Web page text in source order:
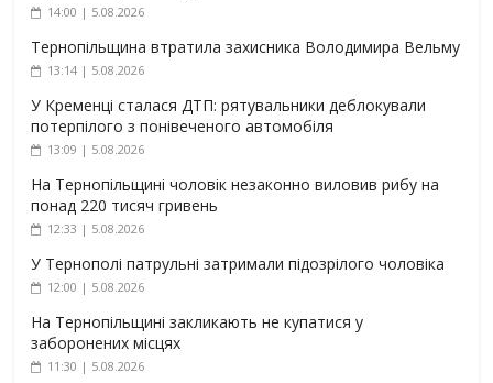
14:00 | 5.08.2026
Тернопільщина втратила захисника Володимира Вельму
13:14 | 5.08.2026
У Кременці сталася ДТП: рятувальники деблокували
потерпілого з понівеченого автомобіля
13:09 | 5.08.2026
На Тернопільщині чоловік незаконно виловив рибу на
понад 220 тисяч гривень
12:33 | 5.08.2026
У Тернополі патрульні затримали підозрілого чоловіка
12:00 | 5.08.2026
На Тернопільщині закликають не купатися у
заборонених місцях
11:30 | 5.08.2026